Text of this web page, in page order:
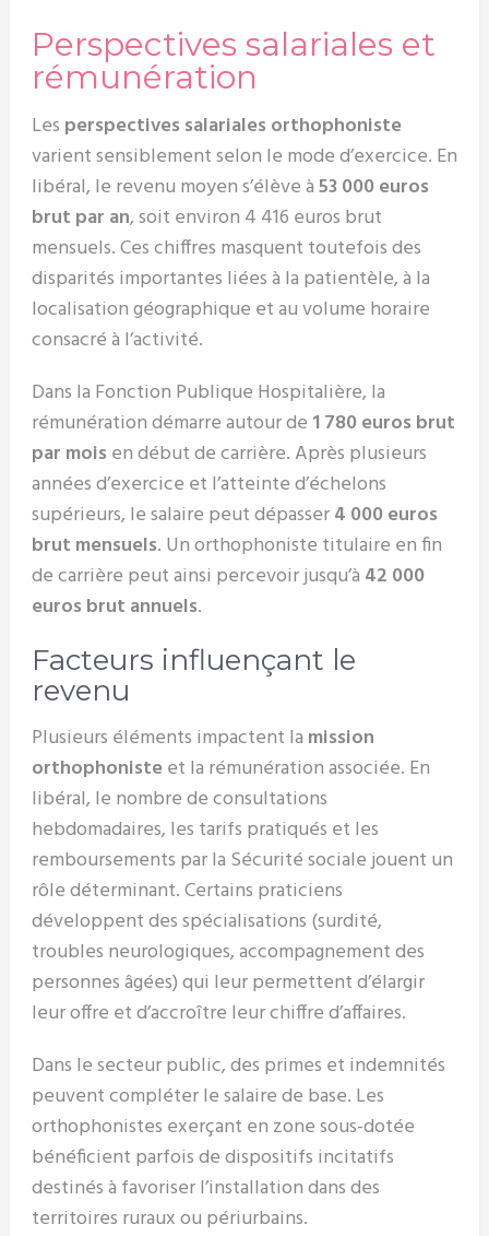
Perspectives salariales et
rémunération
Les perspectives salariales orthophoniste
varient sensiblement selon le mode d’exercice. En
libéral, le revenu moyen s’élève à53 000 euros
brut par an, soit environ 4 416 euros brut
mensuels. Ces chiffres masquent toutefois des
disparités importantes liées à la patientèle, à la
localisation géographique et au volume horaire
consacré à l’activité.
Dans la Fonction Publique Hospitalière, la
rémunération démarre autour de 1 780 euros brut
par mois en début de carrière. Après plusieurs
années d’exercice et l’atteinte d’échelons
supérieurs, le salaire peut dépasser4 000 euros
brut mensuels. Un orthophoniste titulaire en fin
de carrière peut ainsi percevoir jusqu’à 42 000
euros brut annuels.
Facteurs influençant le
revenu
Plusieurs éléments impactent la mission
orthophonisteet la rémunération associée. En
libéral, le nombre de consultations
hebdomadaires, les tarifs pratiqués et les
remboursements par la Sécurité sociale jouent un
rôle déterminant. Certains praticiens
développent des spécialisations (surdité,
troubles neurologiques, accompagnement des
personnes âgées) qui leur permettent d’élargir
leur offre et d’accroître leur chiffre d’affaires.
Dans le secteur public, des primes et indemnités
peuvent compléter le salaire de base. Les
orthophonistes exerçant en zone sous-dotée
bénéficient parfois de dispositifs incitatifs
destinés à favoriser l’installation dans des
territoires ruraux ou périurbains.